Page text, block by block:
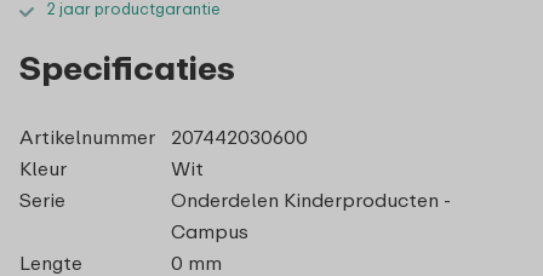
2 jaar productgarantie
Specificaties
Artikelnummer
207442030600
Kleur
Wit
Serie
Onderdelen Kinderproducten -
Campus
Lengte
0 mm